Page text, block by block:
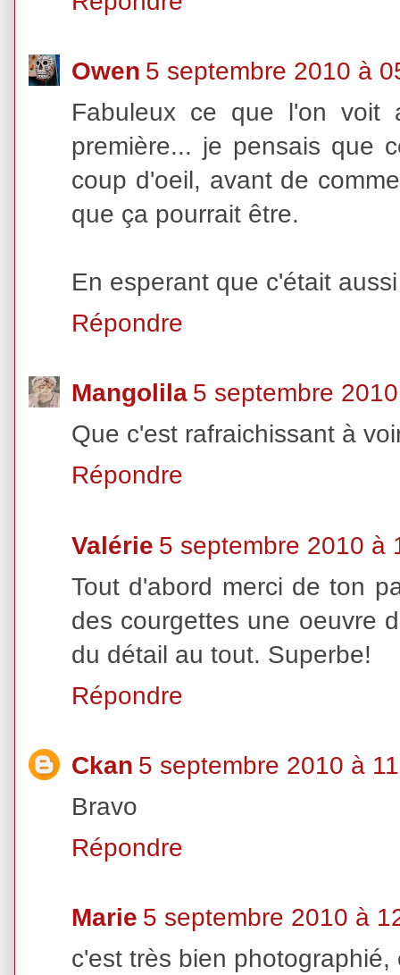
Owen 5 septembre 2010 à
Fabuleux ce que l'on voit
première... je pensais que
coup d'oeil, avant de
que ça pourrait être.
En esperant que c'était
Répondre
Mangolila 5 septembre
Que c'est rafraichissant à
Répondre
Valérie 5 septembre 2010 à
Tout d'abord merci de ton
des courgettes une oeuvre
du détail au tout. Superbe!
Répondre
Ckan 5 septembre 2010 à
Bravo
Répondre
Marie 5 septembre 2010 à
c'est très bien